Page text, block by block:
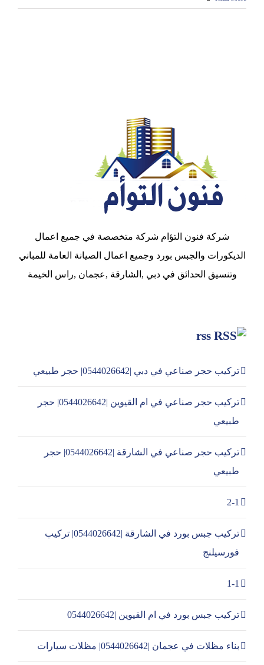
شركة فنون التؤام شركة متخصصة في جميع اعمال
الديكورات والجبس بورد وجميع اعمال الصيانة العامة للمباني
وتنسيق الحدائق في دبي ,الشارقة ,عجمان ,راس الخيمة
rss
تركيب حجر صناعي في دبي |0544026642| حجر طبيعي
تركيب حجر صناعي في ام القيوين |0544026642| حجر
طبيعي
تركيب حجر صناعي في الشارقة |0544026642| حجر
طبيعي
2-1
تركيب جبس بورد في الشارقة |0544026642| تركيب
فورسيلنج
1-1
تركيب جبس بورد في ام القيوين |0544026642
بناء مظلات في عجمان |0544026642| مظلات سيارات